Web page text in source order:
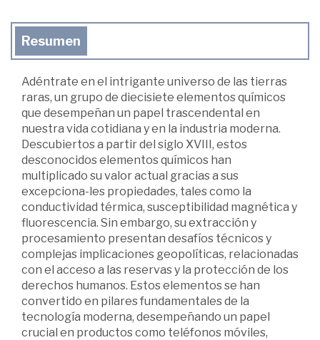
Resumen
Adéntrate en el intrigante universo de las tierras
raras, un grupo de diecisiete elementos químicos
que desempeñan un papel trascendental en
nuestra vida cotidiana y en la industria moderna.
Descubiertos a partir del siglo XVIII, estos
desconocidos elementos químicos han
multiplicado su valor actual gracias a sus
excepciona-les propiedades, tales como la
conductividad térmica, susceptibilidad magnética y
fluorescencia. Sin embargo, su extracción y
procesamiento presentan desafíos técnicos y
complejas implicaciones geopolíticas, relacionadas
con el acceso a las reservas y la protección de los
derechos humanos. Estos elementos se han
convertido en pilares fundamentales de la
tecnología moderna, desempeñando un papel
crucial en productos como teléfonos móviles,